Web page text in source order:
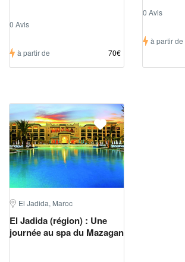
0 Avis
à partir de 70€
0 Avis
à partir de
El Jadida, Maroc
El Jadida (région) : Une
journée au spa du Mazagan